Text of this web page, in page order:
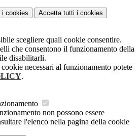
i cookies Accetta tutti i cookies
scegliere quali cookie consentire.
che consentono il funzionamento della
disabilitarli.
necessari al funzionamento potete
.
non possono essere
l'elenco nella pagina della cookie